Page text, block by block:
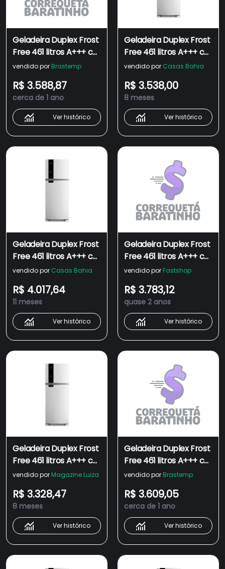
Geladeira Duplex Frost
Free 461 litros A+++ cor
Branca com
Control e Fresh Box -
BRM56FB
vendido por Brastemp
R$ 3.588,87
cerca de 1 ano
Ver histórico
Geladeira Duplex Frost
Free 461 litros A+++ cor
Branca com
Control e Fresh Box -
BRM56FB
vendido por Casas Bahia
R$ 3.538,00
8 meses
Ver histórico
Geladeira Duplex Frost
Free 461 litros A+++ cor
Branca com
Control e Fresh Box -
BRM56FB
vendido por Casas Bahia
R$ 4.017,64
11 meses
Ver histórico
Geladeira Duplex Frost
Free 461 litros A+++ cor
Branca com
Control e Fresh Box -
BRM56FB
vendido por Fastshop
R$ 3.783,12
quase 2 anos
Ver histórico
Geladeira Duplex Frost
Free 461 litros A+++ cor
Branca com
Control e Fresh Box -
BRM56FB
vendido por Magazine Luiza
R$ 3.328,47
8 meses
Ver histórico
Geladeira Duplex Frost
Free 461 litros A+++ cor
Branca com
Control e Fresh Box -
BRM56FB
vendido por Brastemp
R$ 3.609,05
cerca de 1 ano
Ver histórico